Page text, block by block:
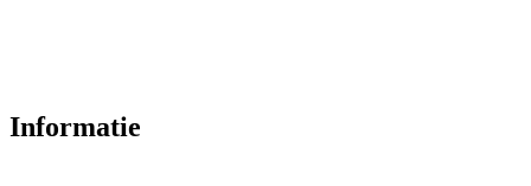
Informatie